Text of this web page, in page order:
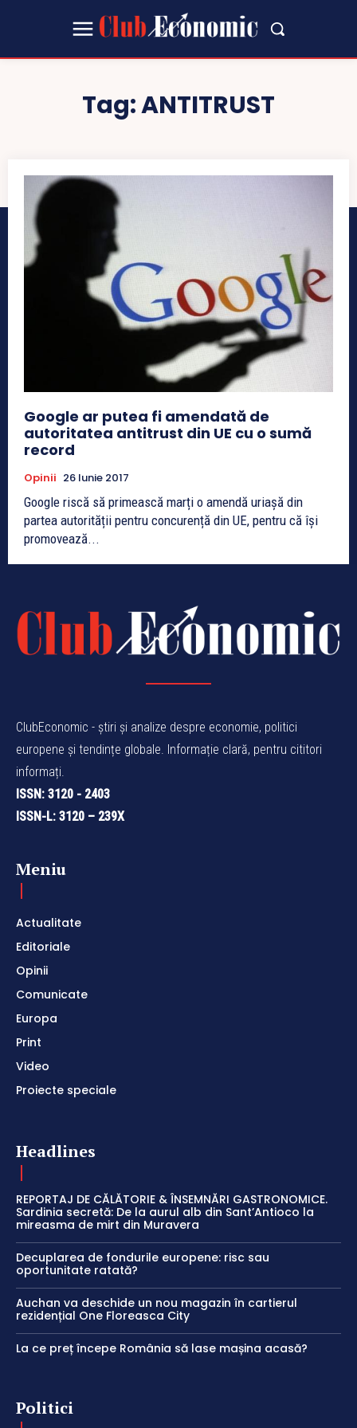
Tag:ANTITRUST
Google ar putea fi amendată de
autoritatea antitrust din UE cu o sumă
record
Opinii 26 Iunie 2017
Google riscă să primească marți o amendă uriașă din
partea autorității pentru concurență din UE, pentru că își
promovează...
ClubEconomic - știri și analize despre economie, politici
europene și tendințe globale. Informație clară, pentru cititori
informați.
ISSN: 3120 - 2403
ISSN-L: 3120 – 239X
Meniu
Actualitate
Editoriale
Opinii
Comunicate
Europa
Print
Video
Proiecte speciale
Headlines
REPORTAJ DE CĂLĂTORIE & ÎNSEMNĂRI GASTRONOMICE.
Sardinia secretă: De la aurul alb din Sant’Antioco la
mireasma de mirt din Muravera
Decuplarea de fondurile europene: risc sau
oportunitate ratată?
Auchan va deschide un nou magazin în cartierul
rezidențial One Floreasca City
La ce preț începe România să lase mașina acasă?
Politici